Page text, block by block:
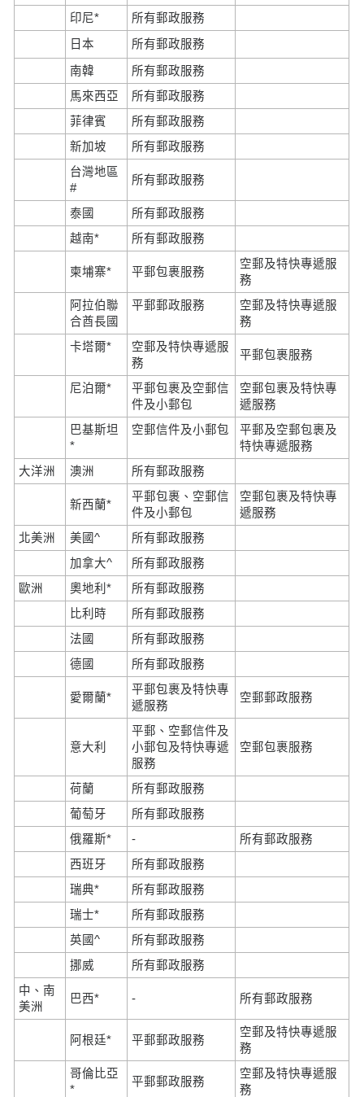
印尼*
所有郵政服務
日本
所有郵政服務
南韓
所有郵政服務
馬來西亞
所有郵政服務
菲律賓
所有郵政服務
新加坡
所有郵政服務
台灣地區
#
所有郵政服務
泰國
所有郵政服務
越南*
所有郵政服務
柬埔寨* 平郵包裹服務
空郵及特快專遞服
務
阿拉伯聯
合酋長國
平郵郵政服務
空郵及特快專遞服
務
卡塔爾*
空郵及特快專遞服
務
平郵包裹服務
尼泊爾*
平郵包裹及空郵信
件及小郵包
空郵包裹及特快專
遞服務
巴基斯坦
*
空郵信件及小郵包
平郵及空郵包裹及
特快專遞服務
大洋洲
澳洲 所有郵政服務
新西蘭*
平郵包裹、空郵信
件及小郵包
空郵包裹及特快專
遞服務
北美洲
美國^
所有郵政服務
加拿大^
所有郵政服務
歐洲
奧地利*
所有郵政服務
比利時
所有郵政服務
法國
所有郵政服務
德國
所有郵政服務
愛爾蘭*
平郵包裹及特快專
遞服務
空郵郵政服務
意大利
平郵、空郵信件及
小郵包及特快專遞
服務
空郵包裹服務
荷蘭
所有郵政服務
葡萄牙
所有郵政服務
俄羅斯*
-
所有郵政服務
西班牙
所有郵政服務
瑞典*
所有郵政服務
瑞士*
所有郵政服務
英國^
所有郵政服務
挪威
所有郵政服務
中、南
美洲
巴西* - 所有郵政服務
阿根廷* 平郵郵政服務
空郵及特快專遞服
務
哥倫比亞
*
平郵郵政服務
空郵及特快專遞服
務